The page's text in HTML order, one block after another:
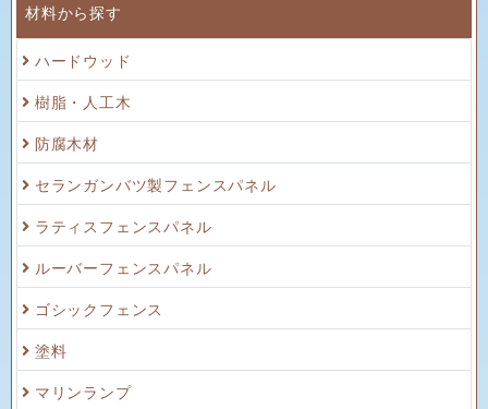
材料から探す
ハードウッド
樹脂・人工木
防腐木材
セランガンバツ製フェンスパネル
ラティスフェンスパネル
ルーバーフェンスパネル
ゴシックフェンス
塗料
マリンランプ